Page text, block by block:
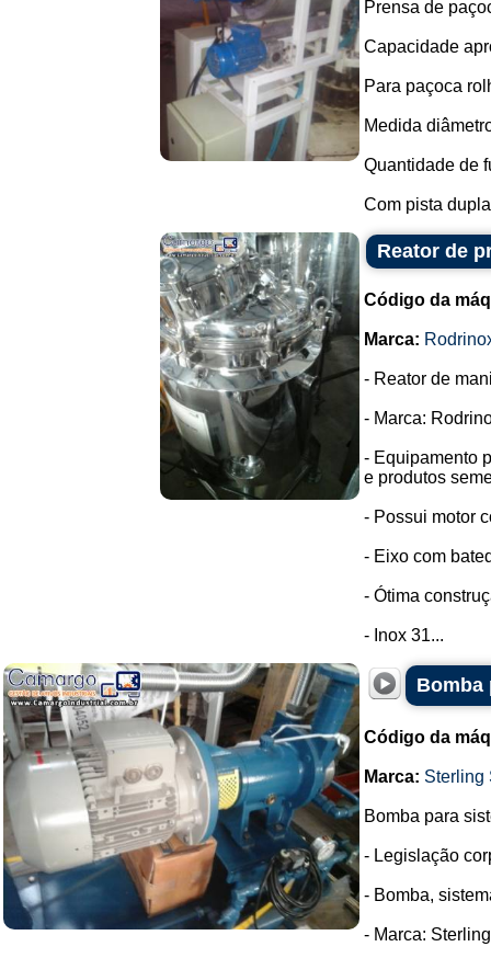
Prensa de
Capacidade
Para paçoca
Medida
Quantidade de
Com pista
Reator de
Código da
Marca:
- Reator de
- Marca:
- Equipamento
e produtos
- Possui motor
- Eixo com
- Ótima
- Inox 31...
Bomba
Código da
Marca: Sterling
Bomba para
- Legislação
- Bomba,
- Marca: